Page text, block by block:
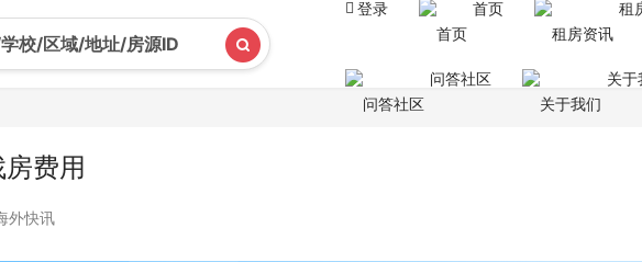
登录 首页 租
问答社区 关于
费用
外快讯